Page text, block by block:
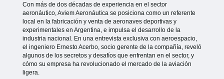
Con más de dos décadas de experiencia en el sector
aeronáutico, Aviem Aeronáutica se posiciona como un referente
local en la fabricación y venta de aeronaves deportivas y
experimentales en Argentina, e impulsa el desarrollo de la
industria nacional. En una entrevista exclusiva con aeroespacio,
el ingeniero Ernesto Acerbo, socio gerente de la compañía, reveló
algunos de los secretos y desafíos que enfrentan en el sector, y
cómo su empresa ha revolucionado el mercado de la aviación
ligera.